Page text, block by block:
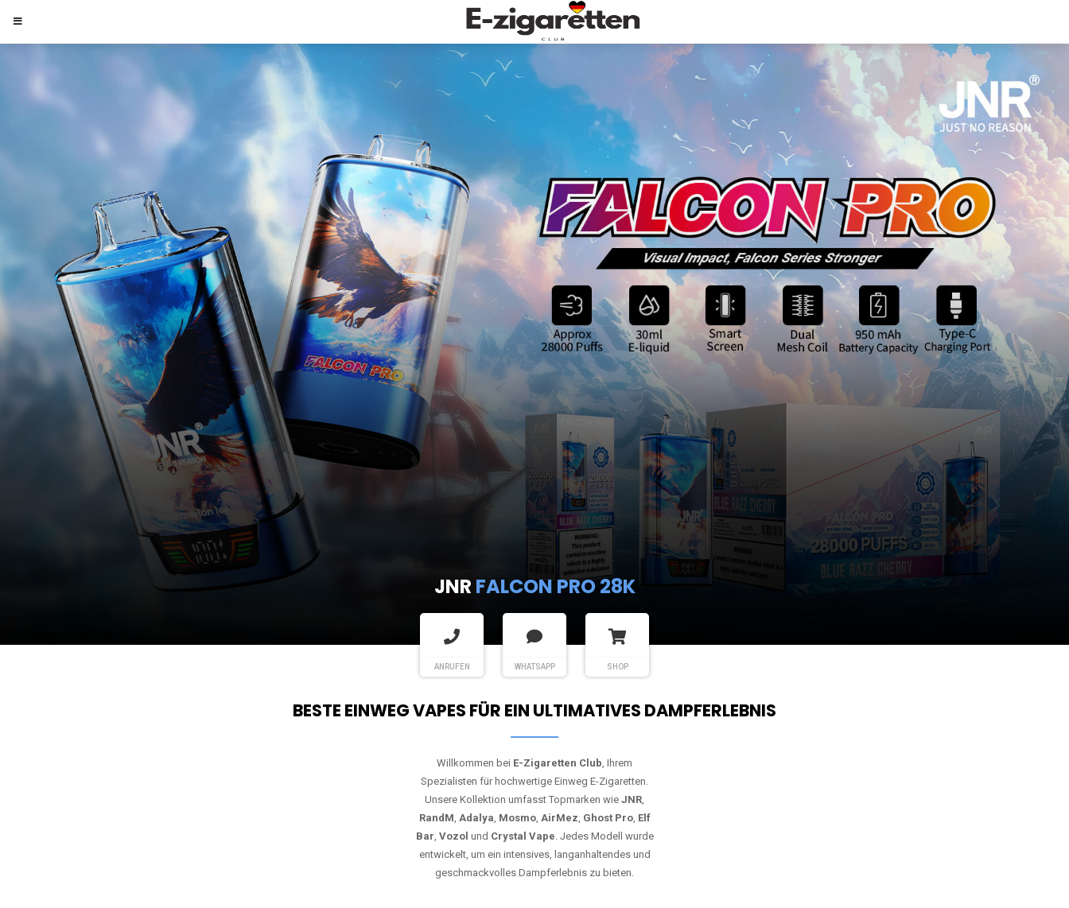
JNR FALCON PRO 28K
ANRUFEN WHATSAPP SHOP
BESTE EINWEG VAPES FÜR EIN ULTIMATIVES DAMPFERLEBNIS
Willkommen bei E-Zigaretten Club, Ihrem
Spezialisten für hochwertige Einweg E-Zigaretten.
Unsere Kollektion umfasst Topmarken wie JNR,
RandM, Adalya, Mosmo, AirMez, Ghost Pro, Elf
Bar, Vozol und Crystal Vape. Jedes Modell wurde
entwickelt, um ein intensives, langanhaltendes und
geschmackvolles Dampferlebnis zu bieten.